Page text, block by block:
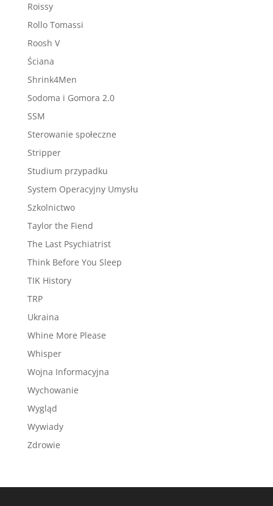
Roissy
Rollo Tomassi
Roosh V
Ściana
Shrink4Men
Sodoma i Gomora 2.0
SSM
Sterowanie społeczne
Stripper
Studium przypadku
System Operacyjny Umysłu
Szkolnictwo
Taylor the Fiend
The Last Psychiatrist
Think Before You Sleep
TIK History
TRP
Ukraina
Whine More Please
Whisper
Wojna Informacyjna
Wychowanie
Wygląd
Wywiady
Zdrowie